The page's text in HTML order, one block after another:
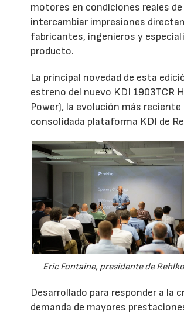
motores en condiciones reales
intercambiar impresiones
fabricantes, ingenieros y
producto.
La principal novedad de esta
estreno del nuevo KDI 1903TCR
Power), la evolución más reciente
consolidada plataforma KDI de
Eric Fontaine, presidente de
Desarrollado para responder a la
demanda de mayores